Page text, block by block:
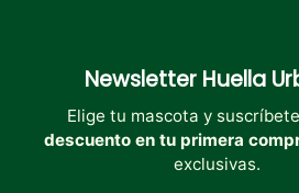
Newsletter Huella
Elige tu mascota y
descuento en tu primera
exclusivas.